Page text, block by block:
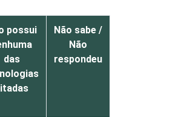
possui
das
Não sabe /
Não
respondeu